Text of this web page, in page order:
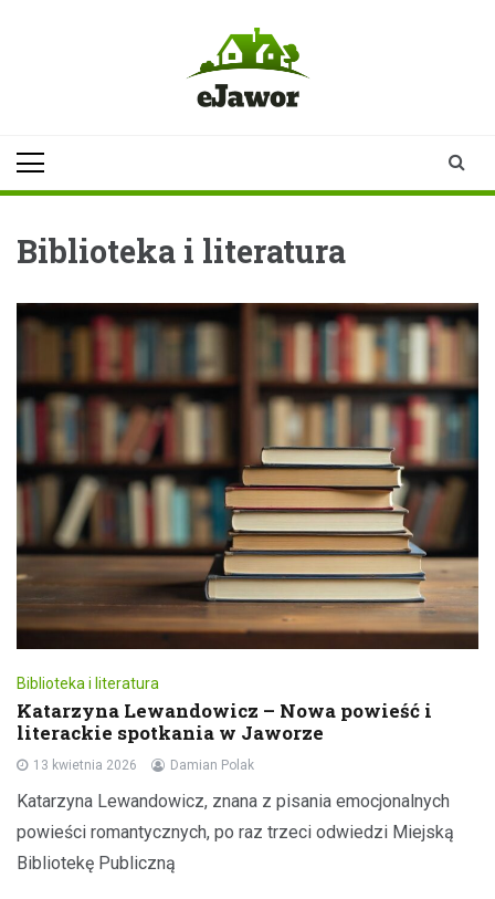
Biblioteka i literatura
Biblioteka i literatura
Katarzyna Lewandowicz – Nowa powieść i
literackie spotkania w Jaworze
13 kwietnia 2026 Damian Polak
Katarzyna Lewandowicz, znana z pisania emocjonalnych
powieści romantycznych, po raz trzeci odwiedzi Miejską
Bibliotekę Publiczną